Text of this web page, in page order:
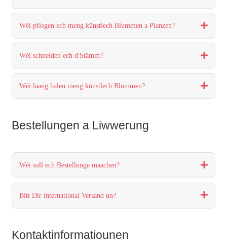
Wéi pflegen ech meng künstlech Blummen a Planzen?
Wéi schneiden ech d'Stämm?
Wéi laang halen meng künstlech Blummen?
Bestellungen a Liwwerung
Wéi soll ech Bestellunge maachen?
Bitt Dir international Versand un?
Kontaktinformatiounen